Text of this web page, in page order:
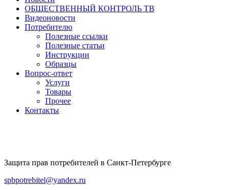
ОБЩЕСТВЕННЫЙ КОНТРОЛЬ ТВ
Видеоновости
Потребителю
Полезные ссылки
Полезные статьи
Инструкции
Образцы
Вопрос-ответ
Услуги
Товары
Прочее
Контакты
Защита прав потребителей в Санкт-Петербурге
spbpotrebitel@yandex.ru